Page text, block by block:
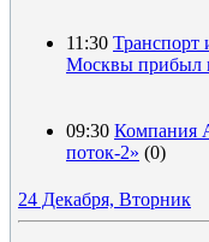
11:30 Транспорт
Москвы прибыл
09:30 Компания
поток-2» (0)
24 Декабря, Вторник